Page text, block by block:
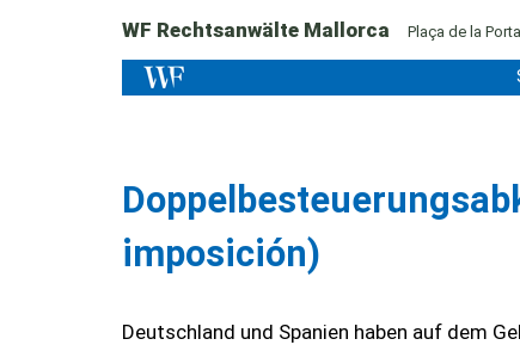
WF Rechtsanwälte Mallorca Plaça de la Porta
imposición)
Deutschland und Spanien haben auf dem